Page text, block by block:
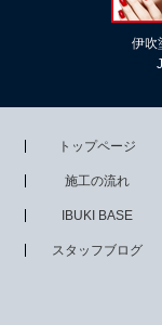
伊吹
トップページ
施工の流れ
IBUKI BASE
スタッフブログ